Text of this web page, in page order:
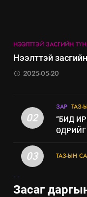
НЭЭЛТТЭЙ ЗАСГИЙН
Нээлттэй
2025-05-20
02
ЗАР ТАЗ-
“БИД
03 ТАЗ-ЫН
. .
Засаг
8